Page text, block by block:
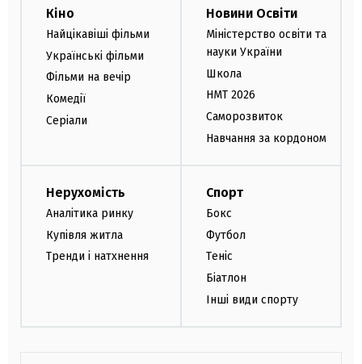
Кіно
Найцікавіші фільми
Українські фільми
Фільми на вечір
Комедії
Серіали
Новини Освіти
Міністерство освіти та
науки України
Школа
НМТ 2026
Саморозвиток
Навчання за кордоном
Нерухомість
Аналітика ринку
Купівля житла
Тренди і натхнення
Спорт
Бокс
Футбол
Теніс
Біатлон
Інші види спорту